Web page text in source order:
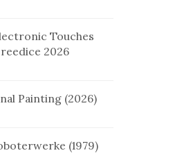
Touches
reedice 2026
Painting (2026)
(1979)